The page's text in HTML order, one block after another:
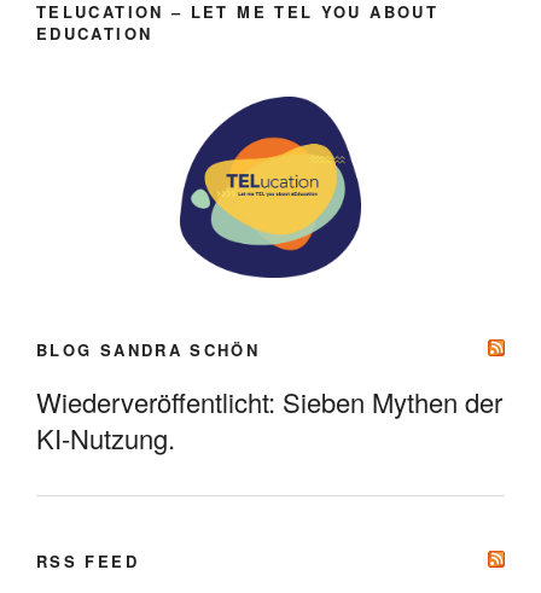
TELUCATION – LET ME TEL YOU ABOUT
EDUCATION
BLOG SANDRA SCHÖN
Wiederveröffentlicht: Sieben Mythen der
KI-Nutzung.
RSS FEED